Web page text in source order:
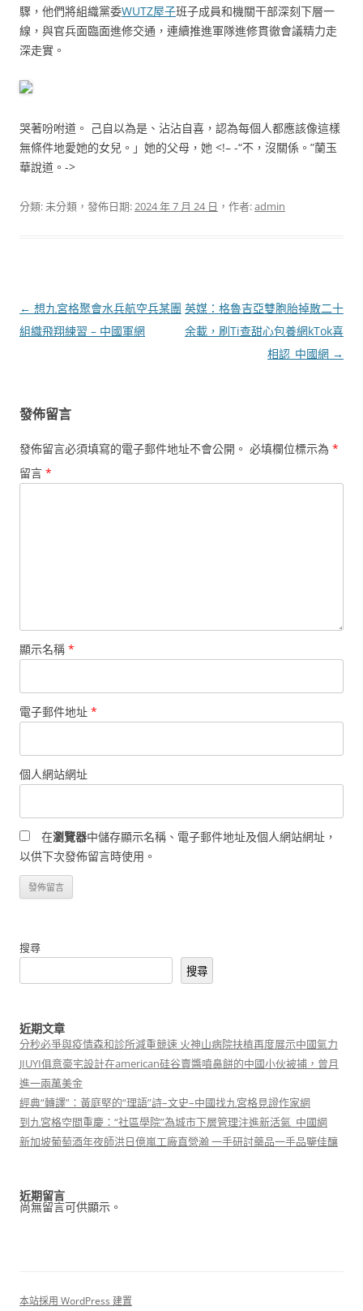
驟，他們將組織黨委WUTZ屋子班子成員和機關干部深刻下層一
線，與官兵面臨面進修交通，連續推進軍隊進修貫徹會議精力走
深走實。
哭著吩咐道。 己自以為是、沾沾自喜，認為每個人都應該像這樣
無條件地愛她的女兒。」她的父母，她 <!– -“不，沒關係。”蘭玉
華說道。->
分類: 未分類，發佈日期:2024 年 7 月 24 日 ，作者:admin
文
章
← 想九宮格聚會水兵航空兵某團
組織飛翔練習 – 中國軍網
英媒：格魯吉亞雙胞胎掉散二十
余載，刷Ti查甜心包養網kTok喜
相認_中國網 →
發佈留言
發佈留言必須填寫的電子郵件地址不會公開。 必填欄位標示為 *
留言 *
顯示名稱 *
電子郵件地址 *
個人網站網址
在瀏覽器中儲存顯示名稱、電子郵件地址及個人網站網址，
以供下次發佈留言時使用。
搜尋
搜尋
近期文章
分秒必爭與疫情森和診所減重競速 火神山病院扶植再度展示中國氣力
JIUYI俱意豪宅設計在american硅谷賣醬噴鼻餅的中國小伙被捕，曾月
進一兩萬美金
經典“轉譯”：黃庭堅的“理語”詩–文史–中國找九宮格見證作家網
到九宮格空間重慶：“社區學院”為城市下層管理注進新活氣_中國網
新加坡葡萄酒年夜師洪日億嵐工廠直營瀚 一手研討藥品一手品鑒佳釀
近期留言
尚無留言可供顯示。
本站採用 WordPress 建置